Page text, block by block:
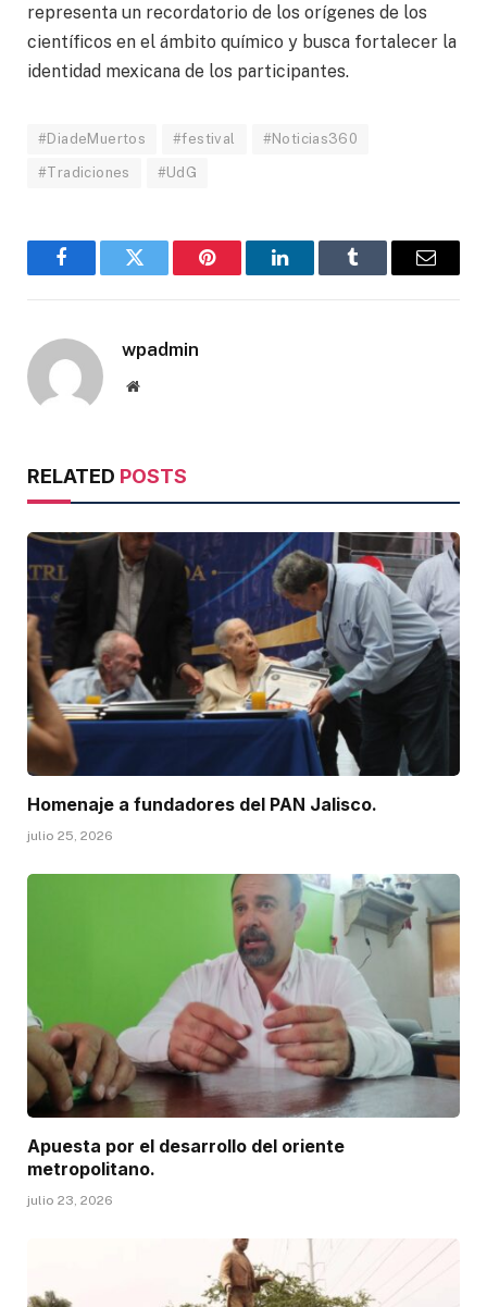
representa un recordatorio de los orígenes de los
científicos en el ámbito químico y busca fortalecer la
identidad mexicana de los participantes.
#DiadeMuertos #festival #Noticias360
#Tradiciones #UdG
FacebookTwitter Pinterest LinkedInTumblr Email
wpadmin
Website
RELATED POSTS
Homenaje a fundadores del PAN Jalisco.
julio 25, 2026
Apuesta por el desarrollo del oriente
metropolitano.
julio 23, 2026